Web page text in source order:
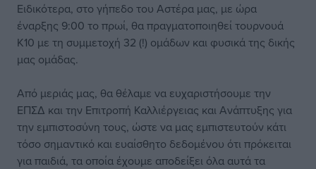
Ειδικότερα, στο γήπεδο του Αστέρα μας, με ώρα
έναρξης 9:00 το πρωί, θα πραγματοποιηθεί τουρνουά
Κ10 με τη συμμετοχή 32 (!) ομάδων και φυσικά της δικής
μας ομάδας.
Από μεριάς μας, θα θέλαμε να ευχαριστήσουμε την
ΕΠΣΔ και την Επιτροπή Καλλιέργειας και Ανάπτυξης για
την εμπιστοσύνη τους, ώστε να μας εμπιστευτούν κάτι
τόσο σημαντικό και ευαίσθητο δεδομένου ότι πρόκειται
για παιδιά, τα οποία έχουμε αποδείξει όλα αυτά τα